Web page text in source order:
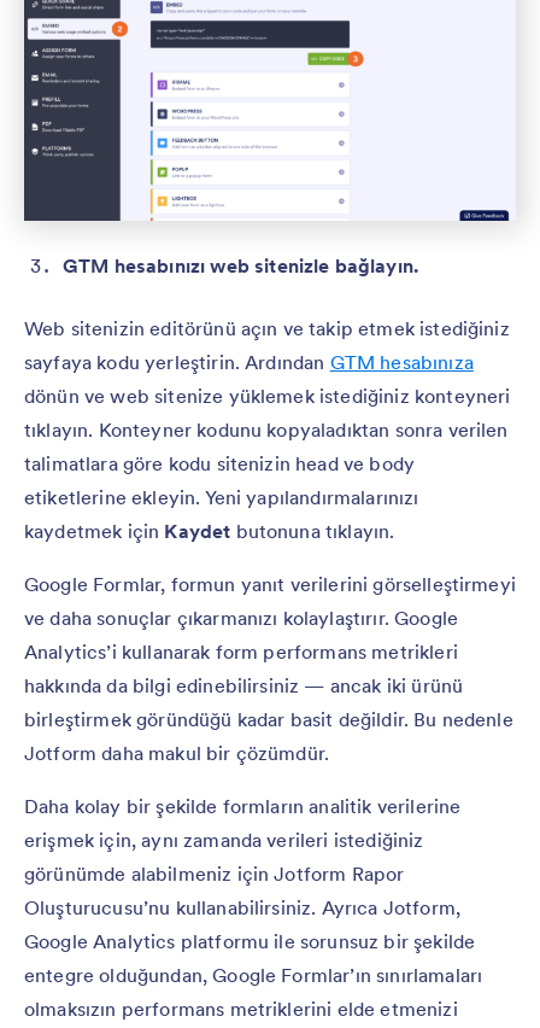
GTM hesabınızı web sitenizle bağlayın.
Web sitenizin editörünü açın ve takip etmek istediğiniz
sayfaya kodu yerleştirin. Ardından GTM hesabınıza
dönün ve web sitenize yüklemek istediğiniz konteyneri
tıklayın. Konteyner kodunu kopyaladıktan sonra verilen
talimatlara göre kodu sitenizin head ve body
etiketlerine ekleyin. Yeni yapılandırmalarınızı
kaydetmek için Kaydet butonuna tıklayın.
Google Formlar, formun yanıt verilerini görselleştirmeyi
ve daha sonuçlar çıkarmanızı kolaylaştırır. Google
Analytics’i kullanarak form performans metrikleri
hakkında da bilgi edinebilirsiniz — ancak iki ürünü
birleştirmek göründüğü kadar basit değildir. Bu nedenle
Jotform daha makul bir çözümdür.
Daha kolay bir şekilde formların analitik verilerine
erişmek için, aynı zamanda verileri istediğiniz
görünümde alabilmeniz için Jotform Rapor
Oluşturucusu’nu kullanabilirsiniz. Ayrıca Jotform,
Google Analytics platformu ile sorunsuz bir şekilde
entegre olduğundan, Google Formlar’ın sınırlamaları
olmaksızın performans metriklerini elde etmenizi